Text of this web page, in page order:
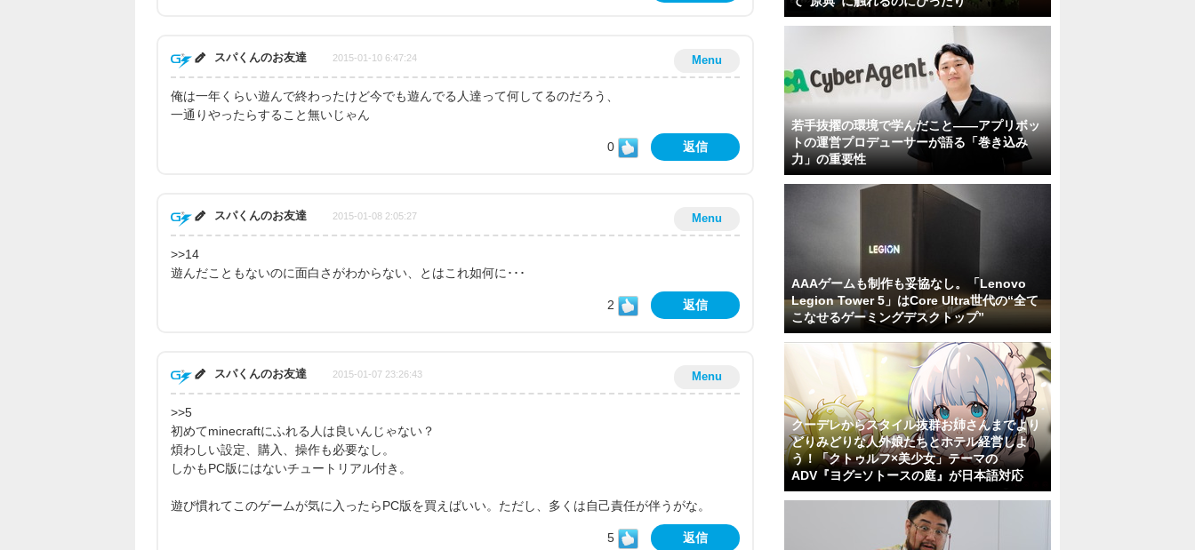
Menu
スパくんのお友達 2015-01-10 6:47:24
俺は一年くらい遊んで終わったけど今でも遊んでる人達って何してるのだろう、
一通りやったらすること無いじゃん
0 返信
Menu
スパくんのお友達 2015-01-08 2:05:27
>>14
遊んだこともないのに面白さがわからない、とはこれ如何に･･･
2 返信
Menu
スパくんのお友達 2015-01-07 23:26:43
>>5
初めてminecraftにふれる人は良いんじゃない？
煩わしい設定、購入、操作も必要なし。
しかもPC版にはないチュートリアル付き。
遊び慣れてこのゲームが気に入ったらPC版を買えばいい。ただし、多くは自己責任が伴うがな。
5 返信
若手抜擢の環境で学んだこと――アプリボッ
トの運営プロデューサーが語る「巻き込み
力」の重要性
AAAゲームも制作も妥協なし。「Lenovo
Legion Tower 5」はCore Ultra世代の“全て
こなせるゲーミングデスクトップ”
クーデレからスタイル抜群お姉さんまでより
どりみどりな人外娘たちとホテル経営しよ
う！「クトゥルフ×美少女」テーマの
ADV『ヨグ=ソトースの庭』が日本語対応